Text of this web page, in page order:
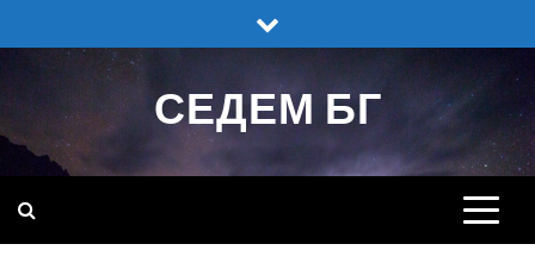
to
СЕДЕМ БГ